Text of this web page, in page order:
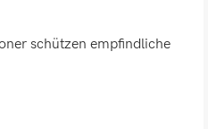
schützen empfindliche